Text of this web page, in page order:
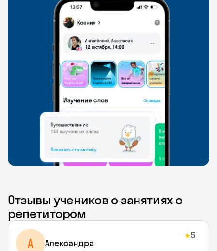
Отзывы учеников о занятиях с
репетитором
A Aлександра
★5